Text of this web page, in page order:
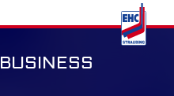
BUSINESS